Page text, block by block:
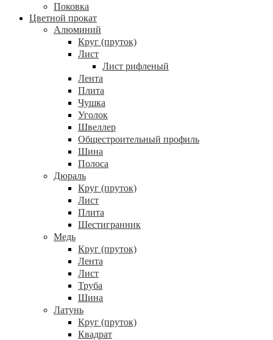
Поковка
Цветной прокат
Алюминий
Круг (пруток)
Лист
Лист рифленый
Лента
Плита
Чушка
Уголок
Швеллер
Общестроительный профиль
Шина
Полоса
Дюраль
Круг (пруток)
Лист
Плита
Шестигранник
Медь
Круг (пруток)
Лента
Лист
Труба
Шина
Латунь
Круг (пруток)
Квадрат